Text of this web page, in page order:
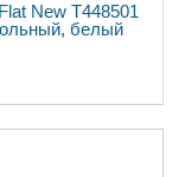
New T448501
белый